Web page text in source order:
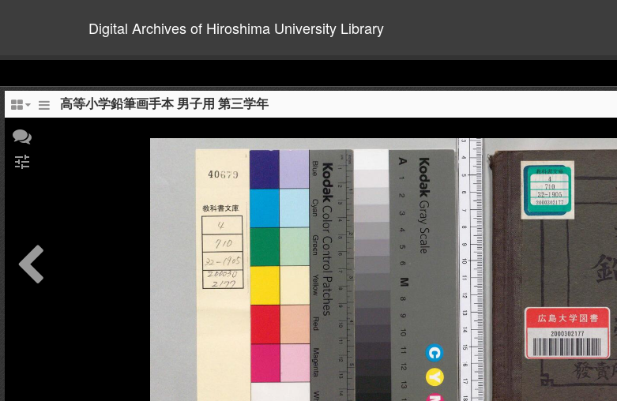
Digital Archives of Hiroshima University Library
+
Add Item
高等小学鉛筆画手本 男子用 第三学年
tune